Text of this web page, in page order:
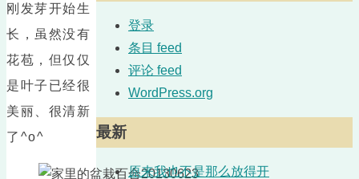
刚发芽开始生
长，虽然没有
花苞，但仅仅
是叶子已经很
美丽、很清新
了^o^
登录
条目 feed
评论 feed
WordPress.org
最新
原来我也不是那么放得开